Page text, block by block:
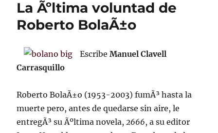
La Ãºltima voluntad de
Roberto BolaÃ±o
EscribeManuel Clavell
Carrasquillo
Roberto BolaÃ±o (1953-2003) fumÃ³ hasta la
muerte pero, antes de quedarse sin aire, le
entregÃ³ su Ãºltima novela,2666, a su editor